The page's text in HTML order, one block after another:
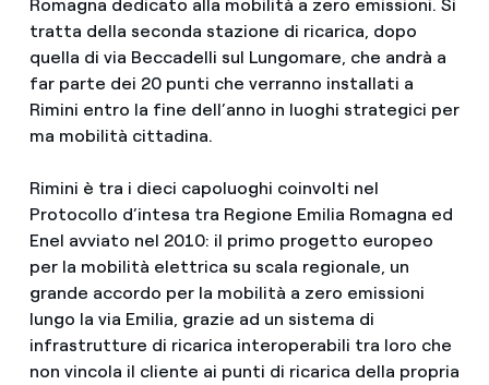
Romagna dedicato alla mobilità a zero emissioni. Si
tratta della seconda stazione di ricarica, dopo
quella di via Beccadelli sul Lungomare, che andrà a
far parte dei 20 punti che verranno installati a
Rimini entro la fine dell’anno in luoghi strategici per
ma mobilità cittadina.
Rimini è tra i dieci capoluoghi coinvolti nel
Protocollo d’intesa tra Regione Emilia Romagna ed
Enel avviato nel 2010: il primo progetto europeo
per la mobilità elettrica su scala regionale, un
grande accordo per la mobilità a zero emissioni
lungo la via Emilia, grazie ad un sistema di
infrastrutture di ricarica interoperabili tra loro che
non vincola il cliente ai punti di ricarica della propria